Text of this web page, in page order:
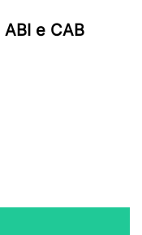
ABI e CAB